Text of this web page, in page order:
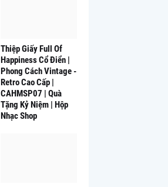
Thiệp Giấy Full Of
Happiness Cổ Điển |
Phong Cách Vintage -
Retro Cao Cấp |
CAHMSP07 | Quà
Tặng Kỷ Niệm | Hộp
Nhạc Shop